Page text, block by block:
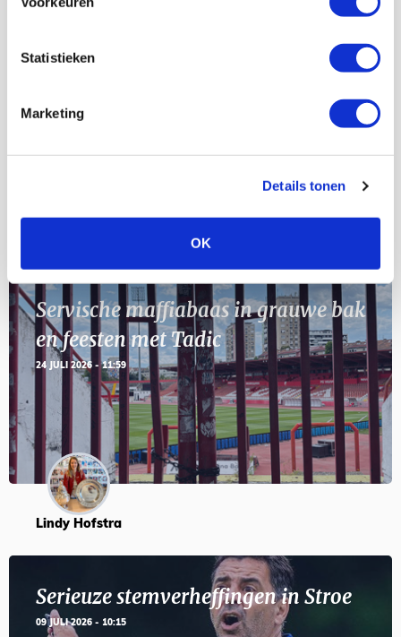
Statistieken
Marketing
Details tonen
OK
23
Selectiedag ballenjongens/-meiden
Blogs
Servische maffiabaas in grauwe bak
en feesten met Tadic
24 JULI 2026 - 11:59
Lindy Hofstra
Serieuze stemverheffingen in Stroe
09 JULI 2026 - 10:15